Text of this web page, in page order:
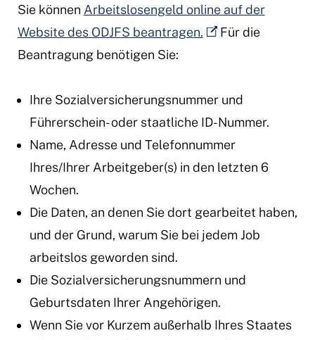
Sie können Arbeitslosengeld online auf der
Website des ODJFS beantragen.
Für die
Beantragung benötigen Sie:
Ihre Sozialversicherungsnummer und
Führerschein- oder staatliche ID-Nummer.
Name, Adresse und Telefonnummer
Ihres/Ihrer Arbeitgeber(s) in den letzten 6
Wochen.
Die Daten, an denen Sie dort gearbeitet haben,
und der Grund, warum Sie bei jedem Job
arbeitslos geworden sind.
Die Sozialversicherungsnummern und
Geburtsdaten Ihrer Angehörigen.
Wenn Sie vor Kurzem außerhalb Ihres Staates